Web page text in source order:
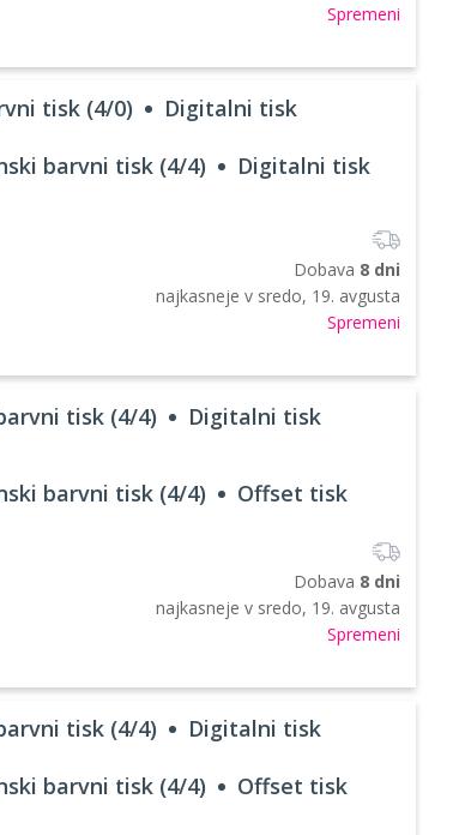
Spremeni
tisk (4/0) Digitalni tisk
barvni tisk (4/4) Digitalni tisk
Dobava 8 dni
najkasneje v sredo, 19. avgusta
Spremeni
tisk (4/4) Digitalni tisk
barvni tisk (4/4) Offset tisk
Dobava 8 dni
najkasneje v sredo, 19. avgusta
Spremeni
tisk (4/4) Digitalni tisk
barvni tisk (4/4) Offset tisk